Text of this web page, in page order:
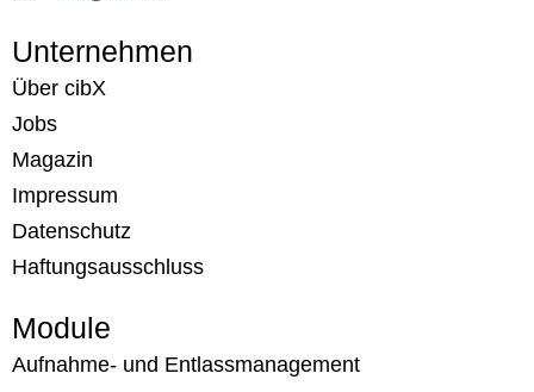
Unternehmen
Über cibX
Jobs
Magazin
Impressum
Datenschutz
Haftungsausschluss
Module
Aufnahme- und Entlassmanagement